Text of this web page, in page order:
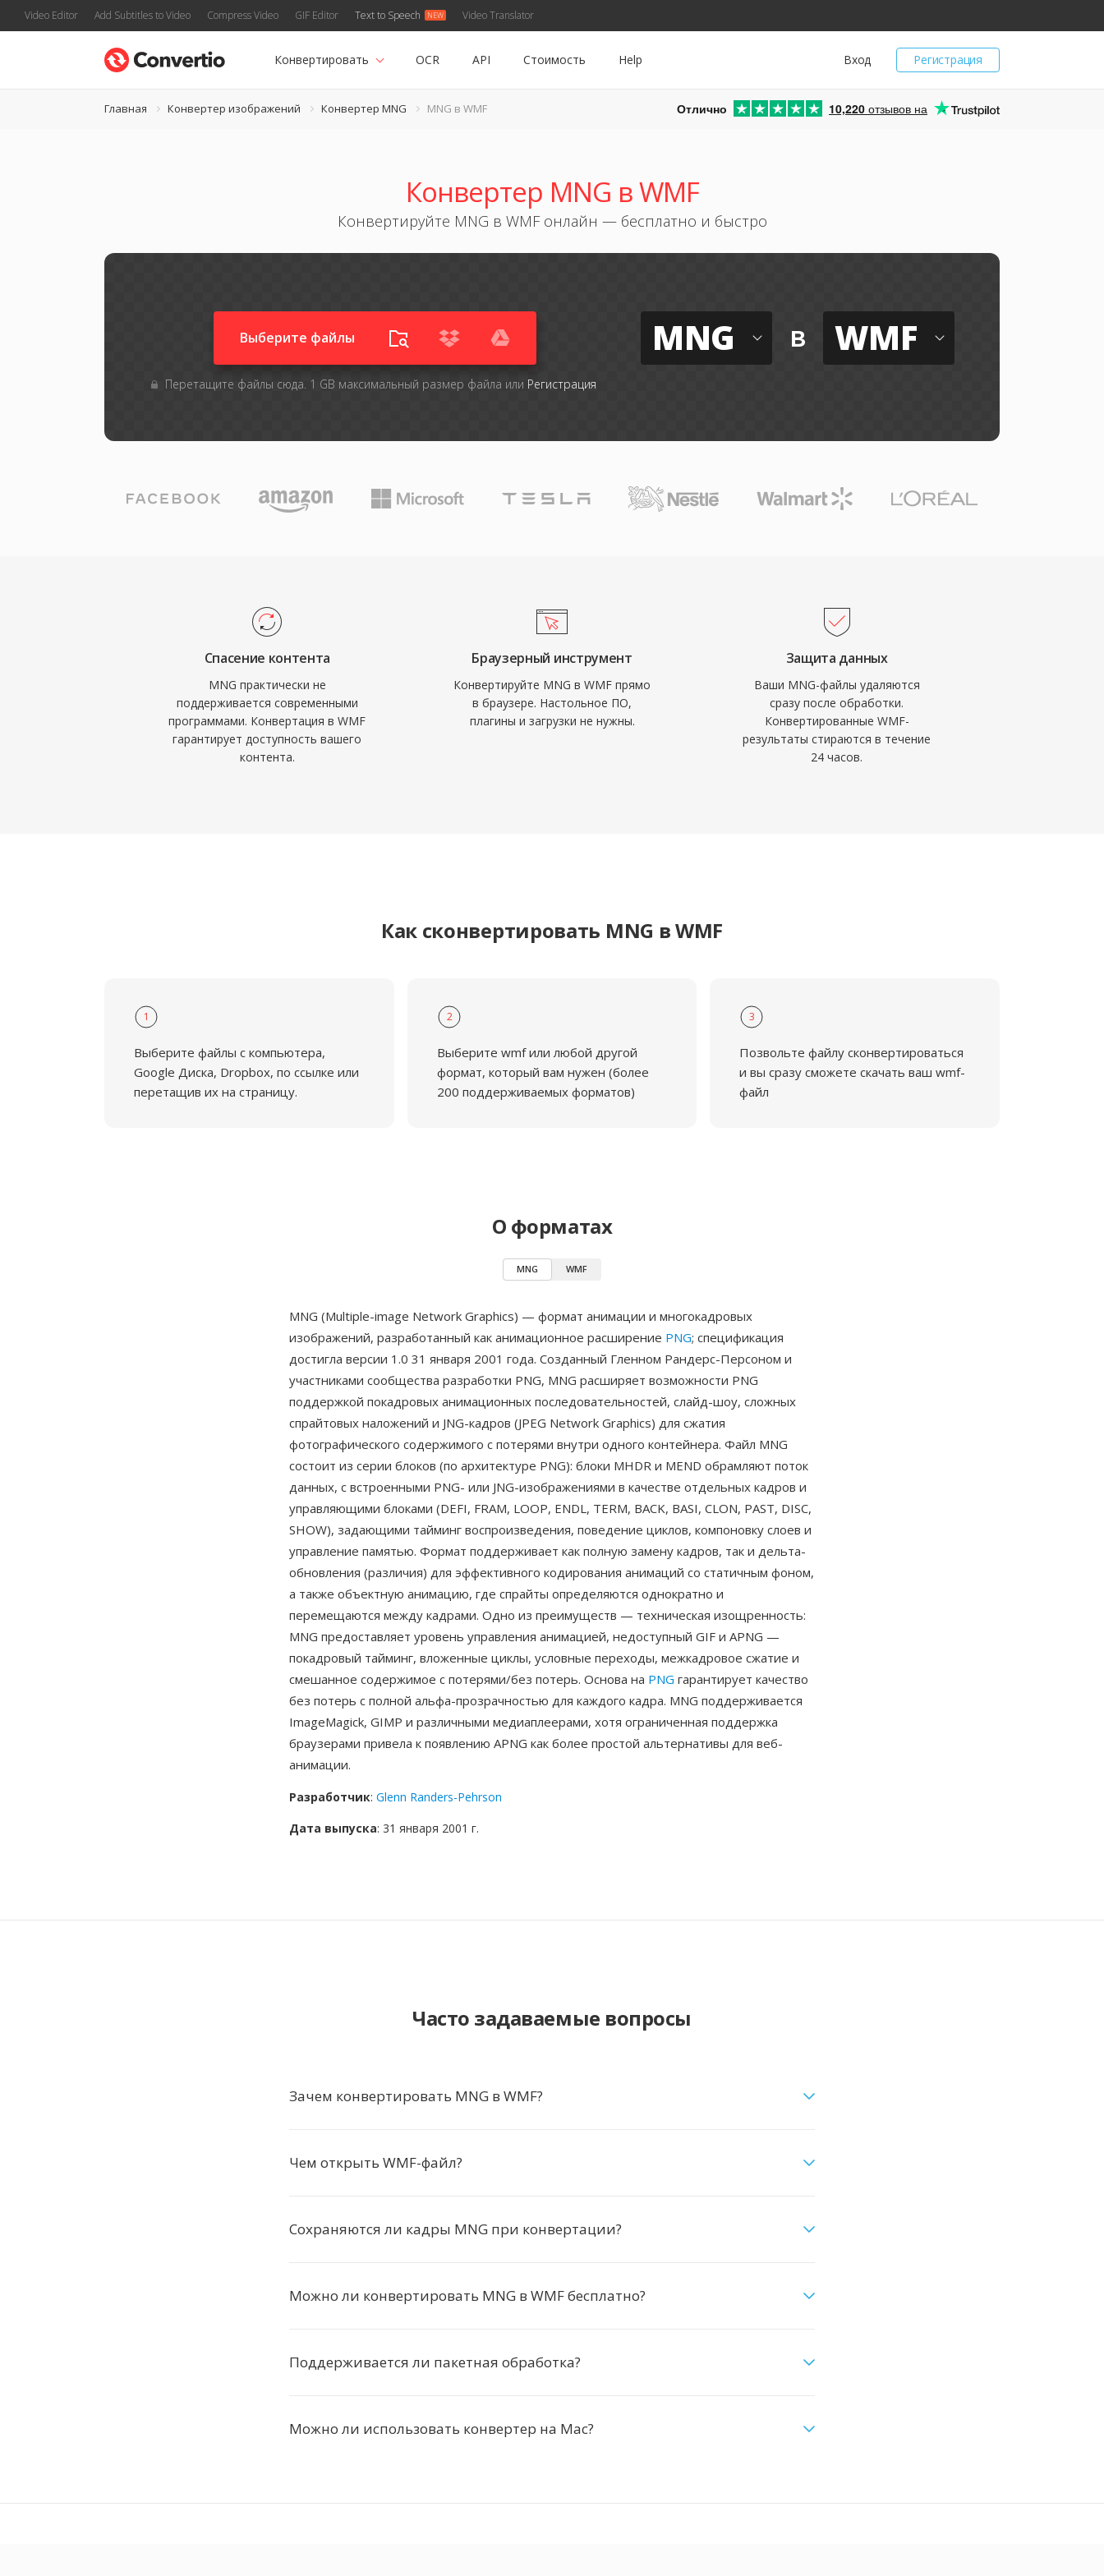
Video Editor Add Subtitles to Video Compress Video GIF Editor Text to Speech Video Translator
Регистрация
Вход
Конвертировать OCR API Стоимость Help
Главная Конвертер изображений Конвертер MNG MNG в WMF Отлично 10,220 отзывов на
Конвертер MNG в WMF
Конвертируйте MNG в WMF онлайн — бесплатно и быстро
Выберите файлы
Перетащите файлы сюда. 1 GB максимальный размер файла или Регистрация
MNG в WMF
Спасение контента
MNG практически не
поддерживается современными
программами. Конвертация в WMF
гарантирует доступность вашего
контента.
Браузерный инструмент
Конвертируйте MNG в WMF прямо
в браузере. Настольное ПО,
плагины и загрузки не нужны.
Защита данных
Ваши MNG-файлы удаляются
сразу после обработки.
Конвертированные WMF-
результаты стираются в течение
24 часов.
Как сконвертировать MNG в WMF
1
Выберите файлы с компьютера,
Google Диска, Dropbox, по ссылке или
перетащив их на страницу.
2
Выберите wmf или любой другой
формат, который вам нужен (более
200 поддерживаемых форматов)
3
Позвольте файлу сконвертироваться
и вы сразу сможете скачать ваш wmf-
файл
О форматах
MNG WMF
MNG (Multiple-image Network Graphics) — формат анимации и многокадровых
изображений, разработанный как анимационное расширение PNG; спецификация
достигла версии 1.0 31 января 2001 года. Созданный Гленном Рандерс-Персоном и
участниками сообщества разработки PNG, MNG расширяет возможности PNG
поддержкой покадровых анимационных последовательностей, слайд-шоу, сложных
спрайтовых наложений и JNG-кадров (JPEG Network Graphics) для сжатия
фотографического содержимого с потерями внутри одного контейнера. Файл MNG
состоит из серии блоков (по архитектуре PNG): блоки MHDR и MEND обрамляют поток
данных, с встроенными PNG- или JNG-изображениями в качестве отдельных кадров и
управляющими блоками (DEFI, FRAM, LOOP, ENDL, TERM, BACK, BASI, CLON, PAST, DISC,
SHOW), задающими тайминг воспроизведения, поведение циклов, компоновку слоев и
управление памятью. Формат поддерживает как полную замену кадров, так и дельта-
обновления (различия) для эффективного кодирования анимаций со статичным фоном,
а также объектную анимацию, где спрайты определяются однократно и
перемещаются между кадрами. Одно из преимуществ — техническая изощренность:
MNG предоставляет уровень управления анимацией, недоступный GIF и APNG —
покадровый тайминг, вложенные циклы, условные переходы, межкадровое сжатие и
смешанное содержимое с потерями/без потерь. Основа на PNG гарантирует качество
без потерь с полной альфа-прозрачностью для каждого кадра. MNG поддерживается
ImageMagick, GIMP и различными медиаплеерами, хотя ограниченная поддержка
браузерами привела к появлению APNG как более простой альтернативы для веб-
анимации.
Разработчик: Glenn Randers-Pehrson
Дата выпуска: 31 января 2001 г.
Часто задаваемые вопросы
Зачем конвертировать MNG в WMF?
Чем открыть WMF-файл?
Сохраняются ли кадры MNG при конвертации?
Можно ли конвертировать MNG в WMF бесплатно?
Поддерживается ли пакетная обработка?
Можно ли использовать конвертер на Mac?